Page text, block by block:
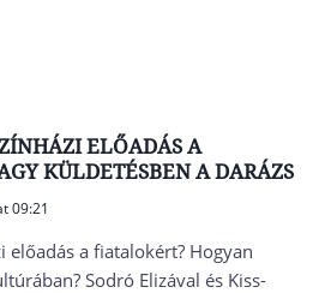
ELŐADÁS A
KÜLDETÉSBEN A DARÁZS
09:21
előadás a fiatalokért? Hogyan
Sodró Elizával és Kiss-